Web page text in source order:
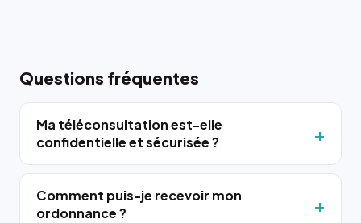
Questions fréquentes
Ma téléconsultation est-elle
confidentielle et sécurisée ?
Comment puis-je recevoir mon
ordonnance ?